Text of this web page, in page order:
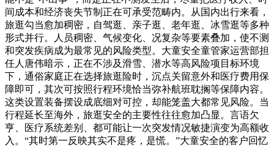
间成本和经济丧失节制正在可承受范畴内。从国内出行来看，
旅逛勾当愈加稠密，自驾逛、亲子逛、老年逛、冰雪逛等多种
形式并行。人员稠密、气候变化、况复杂等要素叠加，使不测
和突发疾病成为最常见的风险类型。大童安全童管家运营部担
任人唐伟暗示，正在不涉及滑雪、潜水等高风险项目标环境
下，通俗家庭正在选择旅逛险时，沉点关留意外和医疗费用保
障即可，其次可按照行程环境恰当弥补航班耽搁等保障内容。
这类设置装备摆设成底细对可控，却能笼盖大都常见风险。当
行程延长至海外，旅逛安全的主要性往往愈加凸显。言语欠
亨、医疗系统差别、都可能让一次突发情况敏捷演变为高额收
入。“其时第一反映其实不是疼，是慌。”大童安全的客户回忆